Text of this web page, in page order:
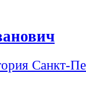
Санкт-